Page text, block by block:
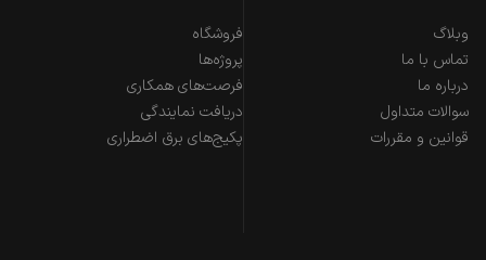
وبلاگ
تماس با ما
درباره ما
سوالات متداول
قوانین و مقررات
فروشگاه
پروژه‌ها
فرصت‌های همکاری
دریافت نمایندگی
پکیج‌های برق اضطراری